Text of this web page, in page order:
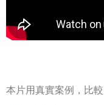
本片用真實案例，比較